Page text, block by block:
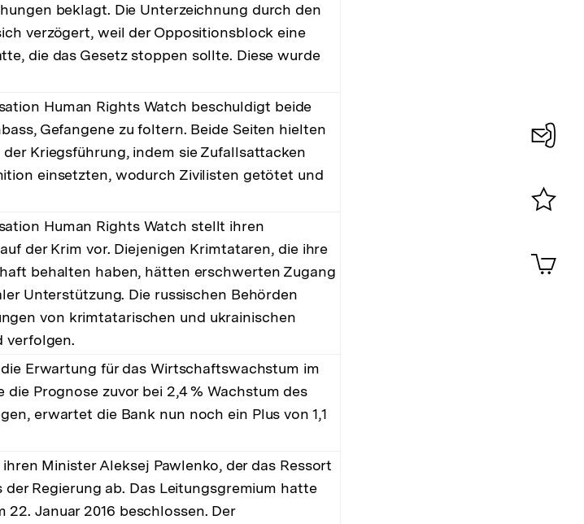
beklagt. Die Unterzeichnung durch den
verzögert, weil der Oppositionsblock eine
die das Gesetz stoppen sollte. Diese wurde
Human Rights Watch beschuldigt beide
Gefangene zu foltern. Beide Seiten hielten
Kriegsführung, indem sie Zufallsattacken
einsetzten, wodurch Zivilisten getötet und
Human Rights Watch stellt ihren
der Krim vor. Diejenigen Krimtataren, die ihre
behalten haben, hätten erschwerten Zugang
Unterstützung. Die russischen Behörden
von krimtatarischen und ukrainischen
verfolgen.
Erwartung für das Wirtschaftswachstum im
die Prognose zuvor bei 2,4 % Wachstum des
erwartet die Bank nun noch ein Plus von 1,1
Minister Aleksej Pawlenko, der das Ressort
Regierung ab. Das Leitungsgremium hatte
22. Januar 2016 beschlossen. Der